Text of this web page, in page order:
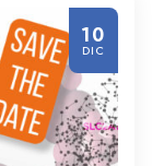
10
DIC